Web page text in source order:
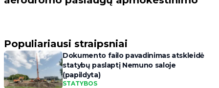
Populiariausi straipsniai
Dokumento failo pavadinimas atskleidė
statybų paslaptį Nemuno saloje
(papildyta)
STATYBOS